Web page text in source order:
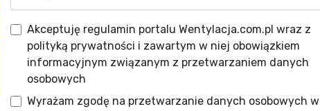
Akceptuję regulamin portalu Wentylacja.com.pl wraz z
polityką prywatności i zawartym w niej obowiązkiem
informacyjnym związanym z przetwarzaniem danych
osobowych
Wyrażam zgodę na przetwarzanie danych osobowych w